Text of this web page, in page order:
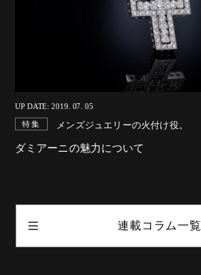
UP DATE: 2019. 07. 05
特集 メンズジュエリーの火付け役。
ダミアーニの魅力について
連載コラム一覧